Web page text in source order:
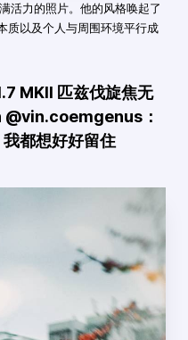
活力的照片。他的风格唤起了
质以及个人与周围环境平行成
MKII 匹兹伐旋焦无
@vin.coemgenus：
都想好好留住